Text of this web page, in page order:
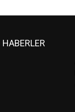
HABERLER